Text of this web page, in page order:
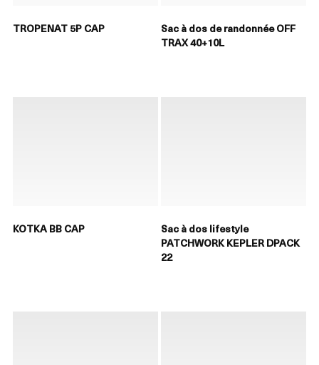
TROPENAT 5P CAP
Sac à dos de randonnée OFF
TRAX 40+10L
KOTKA BB CAP
Sac à dos lifestyle
PATCHWORK KEPLER DPACK
22